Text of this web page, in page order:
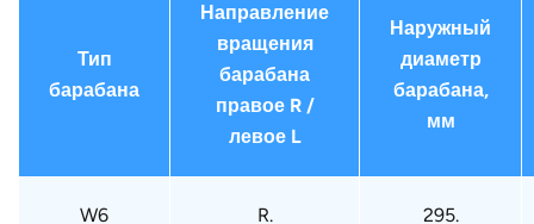
Тип
барабана
Направление
вращения
барабана
правое R /
левое L
Наружный
диаметр
барабана,
мм
W6 R. 295.